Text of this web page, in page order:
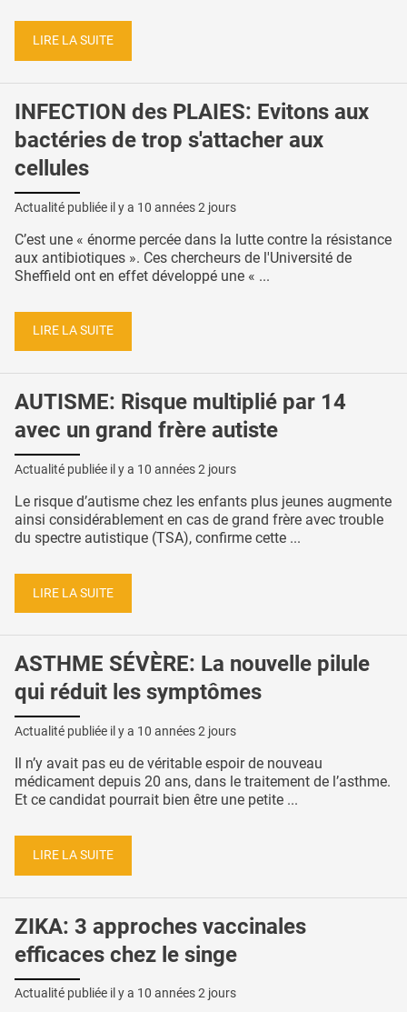
LIRE LA SUITE
INFECTION des PLAIES: Evitons aux
bactéries de trop s'attacher aux
cellules
Actualité publiée il y a 10 années 2 jours
C’est une « énorme percée dans la lutte contre la résistance
aux antibiotiques ». Ces chercheurs de l'Université de
Sheffield ont en effet développé une « ...
LIRE LA SUITE
AUTISME: Risque multiplié par 14
avec un grand frère autiste
Actualité publiée il y a 10 années 2 jours
Le risque d’autisme chez les enfants plus jeunes augmente
ainsi considérablement en cas de grand frère avec trouble
du spectre autistique (TSA), confirme cette ...
LIRE LA SUITE
ASTHME SÉVÈRE: La nouvelle pilule
qui réduit les symptômes
Actualité publiée il y a 10 années 2 jours
Il n’y avait pas eu de véritable espoir de nouveau
médicament depuis 20 ans, dans le traitement de l’asthme.
Et ce candidat pourrait bien être une petite ...
LIRE LA SUITE
ZIKA: 3 approches vaccinales
efficaces chez le singe
Actualité publiée il y a 10 années 2 jours